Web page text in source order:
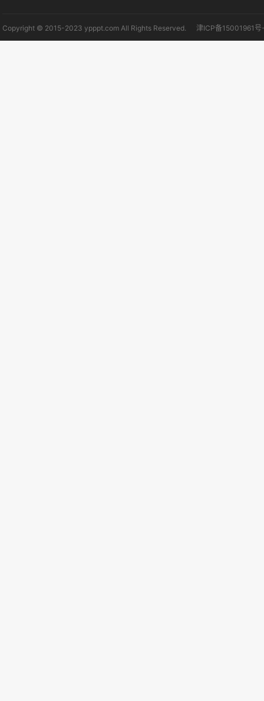
Copyright © 2015-2023 ypppt.com All Rights Reserved. 津ICP备15001961号